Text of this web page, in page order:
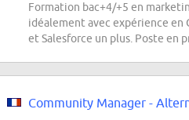
Formation bac+4/+5 en
idéalement avec expérience en
et Salesforce un plus. Poste en